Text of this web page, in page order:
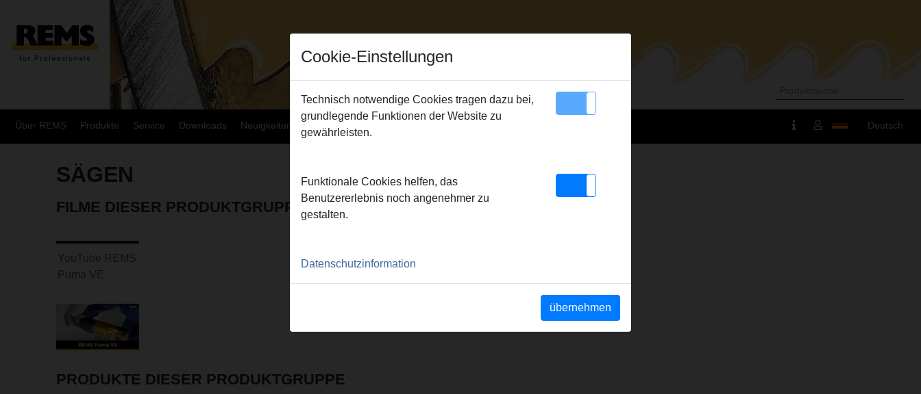
Über REMS Produkte Service Downloads Neuigkeiten Sitemap Deutsch
SÄGEN
FILME DIESER PRODUKTGRUPPE
YouTube REMS
Puma VE
PRODUKTE DIESER PRODUKTGRUPPE
Cookie-Einstellungen
Technisch notwendige Cookies tragen dazu bei,
grundlegende Funktionen der Website zu
gewährleisten.
Funktionale Cookies helfen, das
Benutzererlebnis noch angenehmer zu
gestalten.
Datenschutzinformation
übernehmen